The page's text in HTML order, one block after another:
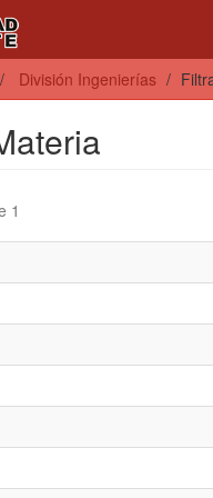
División Ingenierías
1